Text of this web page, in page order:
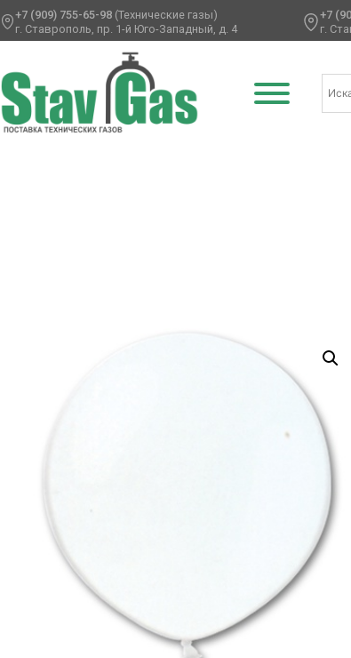
+7 (909) 755-65-98 (Технические газы)
г. Ставрополь, пр. 1-й Юго-Западный, д. 4
+7
г.